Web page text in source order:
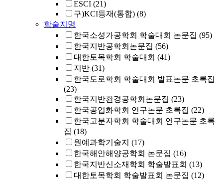
ESCI (21)
구)KCI등재(통합) (8)
학술지명
한국소성가공학회 학술대회 논문집 (95)
한국지반공학회논문집 (56)
대한토목학회 학술대회 (41)
지반 (31)
한국도로학회 학술대회 발표논문 초록집
(23)
한국지반환경공학회논문집 (23)
한국공업화학회 연구논문 초록집 (22)
한국고분자학회 학술대회 연구논문 초록
집 (18)
원예과학기술지 (17)
한국해안해양공학회 논문집 (16)
한국지반신소재학회 학술발표회 (13)
대한토목학회 학술발표회 논문집 (12)